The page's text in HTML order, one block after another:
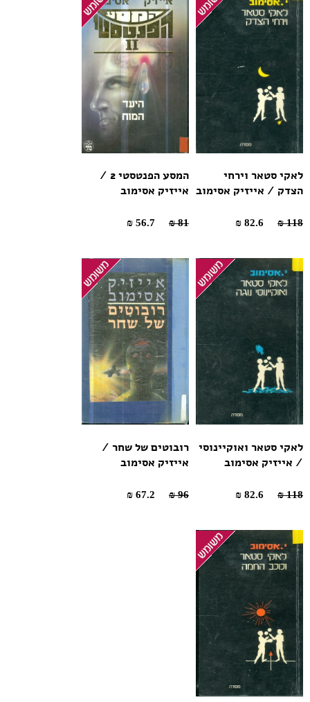
לאקי סטאר וירחי
הצדק / אייזיק אסימוב
118 ₪
המסע הפנטסטי 2 /
אייזיק אסימוב
81 ₪
לאקי סטאר ואוקיינוסי
/ אייזיק אסימוב
118 ₪
רובוטים של שחר /
אייזיק אסימוב
96 ₪